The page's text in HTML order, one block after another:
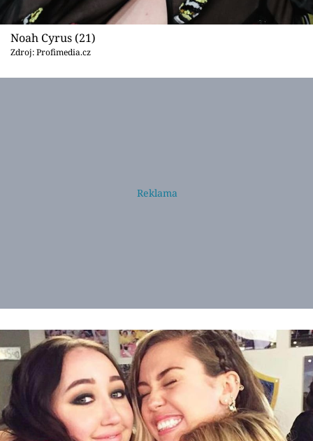
Noah Cyrus (21)
Zdroj: Profimedia.cz